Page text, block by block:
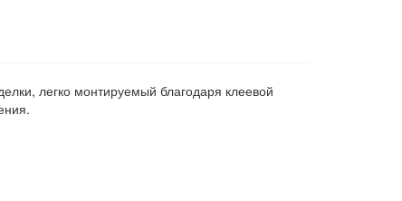
легко монтируемый благодаря клеевой